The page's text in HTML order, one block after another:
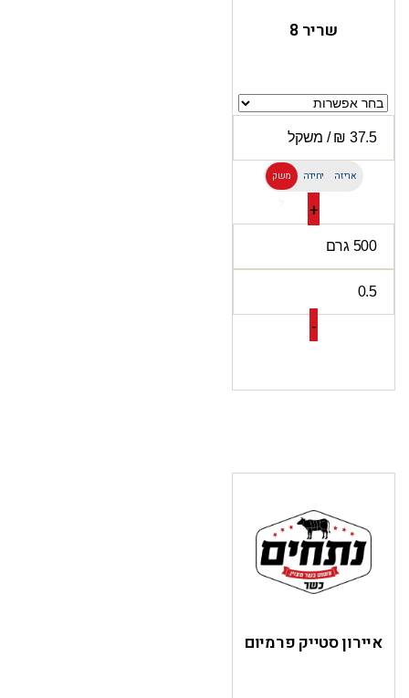
שריר 8
משק יחידה אריזה
+
-
איירון סטייק פרמיום